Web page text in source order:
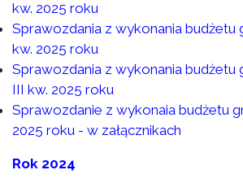
kw. 2025 roku
Sprawozdania z wykonania budżetu
kw. 2025 roku
Sprawozdania z wykonania budżetu
III kw. 2025 roku
Sprawozdanie z wykonaia budżetu
2025 roku - w załącznikach
Rok 2024